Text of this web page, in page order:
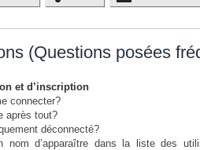
(Questions posées
et d’inscription
connecter?
après tout?
déconnecté?
nom d’apparaître dans la liste des